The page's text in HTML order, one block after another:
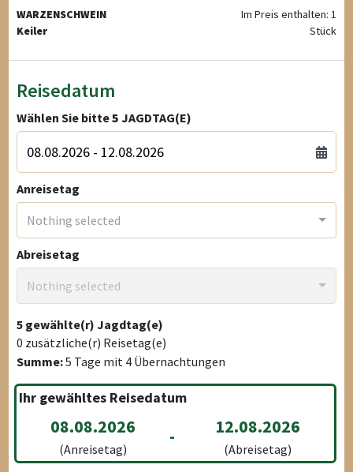
WARZENSCHWEIN
Keiler
Im Preis enthalten: 1
Stück
Reisedatum
Wählen Sie bitte5 JAGDTAG(E)
Anreisetag
Nothing selected
Abreisetag
Nothing selected
5 gewählte(r) Jagdtag(e)
0 zusätzliche(r) Reisetag(e)
Summe:5 Tage mit 4 Übernachtungen
Ihr gewähltes Reisedatum
08.08.2026
(Anreisetag)
- 12.08.2026
(Abreisetag)